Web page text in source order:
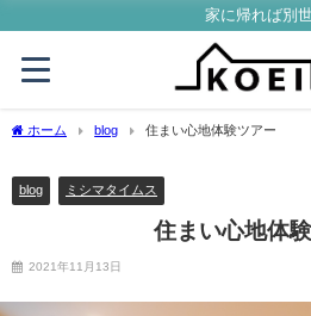
家に帰れば別
ホーム blog 住まい心地体験ツアー
blog ミシマタイムス
住まい心地体
2021年11月13日